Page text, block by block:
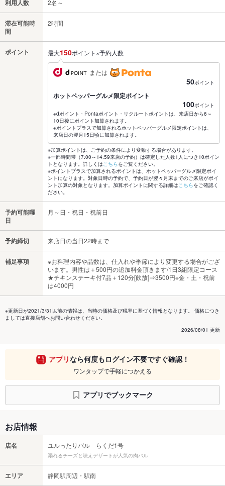
利用人数 2名～
滞在可能時
間
2時間
ポイント 最大150ポイント×予約人数
または
50ポイント
ホットペッパーグルメ限定ポイント
100ポイント
※dポイント・Pontaポイント・リクルートポイントは、来店日から6～
10日後にポイント加算されます。
※ポイントプラスで加算されるホットペッパーグルメ限定ポイントは、
来店日の翌月15日頃に加算されます。
※加算ポイントは、ご予約の条件により変動する場合があります。
※一部時間帯（7:00～14:59来店の予約）は確定した人数1人につき10ポイン
トとなります。詳しくはこちらをご覧ください。
※ポイントプラスで加算されるポイントは、ホットペッパーグルメ限定ポイ
ントになります。対象日時の予約で、予約日が翌々月末までのご来店がポイ
ント加算の対象となります。加算ポイントに関する詳細はこちらをご確認く
ださい。
予約可能曜
日
月～日・祝日・祝前日
予約締切 来店日の当日22時まで
補足事項
※お料理内容や品数は、仕入れや季節により変更する場合がござ
います。男性は＋500円の追加料金頂きます/1日3組限定コース
★チキンステーキ付7品＋120分[飲放]⇒3500円※金・土・祝前
は4000円
※更新日が2021/3/31以前の情報は、当時の価格及び税率に基づく情報となります。 価格につき
ましては直接店舗へお問い合わせください。
2026/08/01 更新
アプリなら何度もログイン不要ですぐ確認！
ワンタップで手軽につかえる
アプリでブックマーク
お店情報
店名 ユルったりバル らくだ1号
溺れるチーズと映えデザートが人気の肉バル
エリア 静岡駅周辺・駅南